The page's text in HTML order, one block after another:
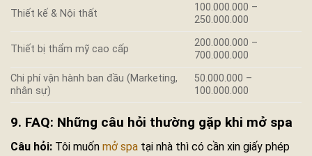
Thiết kế & Nội thất
100.000.000 –
250.000.000
Thiết bị thẩm mỹ cao cấp
200.000.000 –
700.000.000
Chi phí vận hành ban đầu (Marketing,
nhân sự)
50.000.000 –
100.000.000
9. FAQ: Những câu hỏi thường gặp khi mở spa
Câu hỏi: Tôi muốn mở spa tại nhà thì có cần xin giấy phép